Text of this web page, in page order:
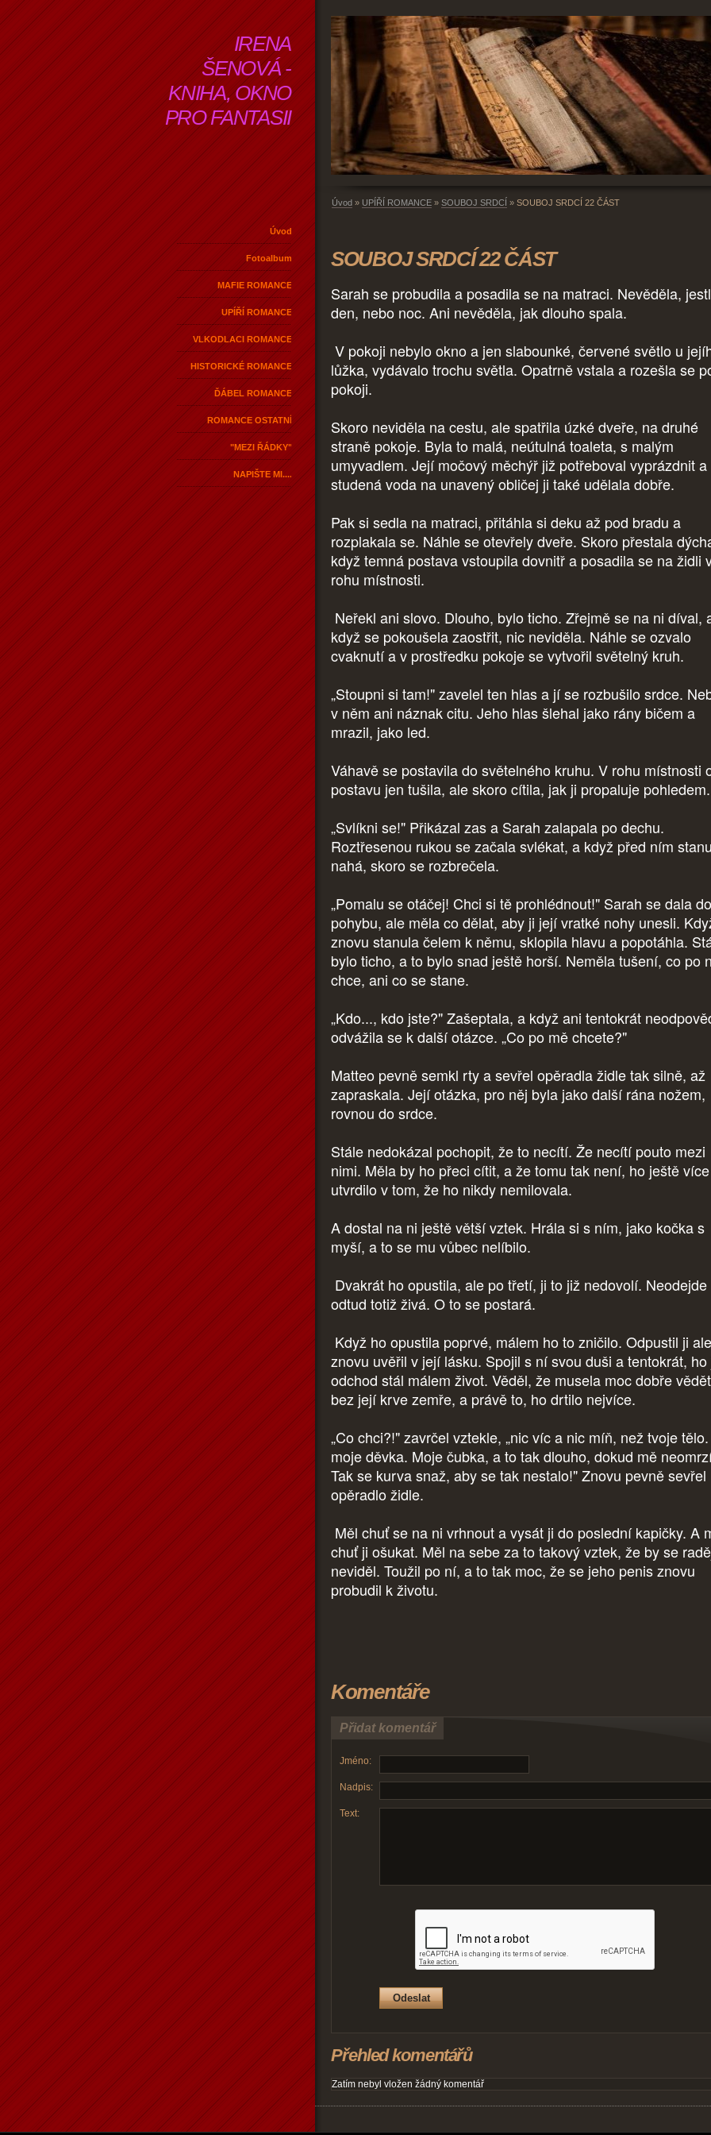
IRENA
ŠENOVÁ -
KNIHA, OKNO
PRO FANTASII
Úvod
Fotoalbum
MAFIE ROMANCE
UPÍŘÍ ROMANCE
VLKODLACI ROMANCE
HISTORICKÉ ROMANCE
ĎÁBEL ROMANCE
ROMANCE OSTATNÍ
"MEZI ŘÁDKY"
NAPIŠTE MI....
Úvod » UPÍŘÍ ROMANCE » SOUBOJ SRDCÍ » SOUBOJ SRDCÍ 22 ČÁST
SOUBOJ SRDCÍ 22 ČÁST
Sarah se probudila a posadila se na matraci. Nevěděla,
den, nebo noc. Ani nevěděla, jak dlouho spala.
V pokoji nebylo okno a jen slabounké, červené světlo u
lůžka, vydávalo trochu světla. Opatrně vstala a rozešla se
pokoji.
Skoro neviděla na cestu, ale spatřila úzké dveře, na druhé
straně pokoje. Byla to malá, neútulná toaleta, s malým
umyvadlem. Její močový měchýř již potřeboval vyprázdnit a
studená voda na unavený obličej ji také udělala dobře.
Pak si sedla na matraci, přitáhla si deku až pod bradu a
rozplakala se. Náhle se otevřely dveře. Skoro přestala
když temná postava vstoupila dovnitř a posadila se na židli
rohu místnosti.
Neřekl ani slovo. Dlouho, bylo ticho. Zřejmě se na ni díval,
když se pokoušela zaostřit, nic neviděla. Náhle se ozvalo
cvaknutí a v prostředku pokoje se vytvořil světelný kruh.
„Stoupni si tam!" zavelel ten hlas a jí se rozbušilo srdce.
v něm ani náznak citu. Jeho hlas šlehal jako rány bičem a
mrazil, jako led.
Váhavě se postavila do světelného kruhu. V rohu místnosti
postavu jen tušila, ale skoro cítila, jak ji propaluje pohledem.
„Svlíkni se!" Přikázal zas a Sarah zalapala po dechu.
Roztřesenou rukou se začala svlékat, a když před ním
nahá, skoro se rozbrečela.
„Pomalu se otáčej! Chci si tě prohlédnout!" Sarah se dala do
pohybu, ale měla co dělat, aby ji její vratké nohy unesli.
znovu stanula čelem k němu, sklopila hlavu a popotáhla.
bylo ticho, a to bylo snad ještě horší. Neměla tušení, co po
chce, ani co se stane.
„Kdo..., kdo jste?" Zašeptala, a když ani tentokrát
odvážila se k další otázce. „Co po mě chcete?"
Matteo pevně semkl rty a sevřel opěradla židle tak silně, až
zapraskala. Její otázka, pro něj byla jako další rána nožem,
rovnou do srdce.
Stále nedokázal pochopit, že to necítí. Že necítí pouto mezi
nimi. Měla by ho přeci cítit, a že tomu tak není, ho ještě více
utvrdilo v tom, že ho nikdy nemilovala.
A dostal na ni ještě větší vztek. Hrála si s ním, jako kočka s
myší, a to se mu vůbec nelíbilo.
Dvakrát ho opustila, ale po třetí, ji to již nedovolí. Neodejde
odtud totiž živá. O to se postará.
Když ho opustila poprvé, málem ho to zničilo. Odpustil ji
znovu uvěřil v její lásku. Spojil s ní svou duši a tentokrát,
odchod stál málem život. Věděl, že musela moc dobře
bez její krve zemře, a právě to, ho drtilo nejvíce.
„Co chci?!" zavrčel vztekle, „nic víc a nic míň, než tvoje
moje děvka. Moje čubka, a to tak dlouho, dokud mě
Tak se kurva snaž, aby se tak nestalo!" Znovu pevně sevřel
opěradlo židle.
Měl chuť se na ni vrhnout a vysát ji do poslední kapičky. A
chuť ji ošukat. Měl na sebe za to takový vztek, že by se
neviděl. Toužil po ní, a to tak moc, že se jeho penis znovu
probudil k životu.
Komentáře
Přidat komentář
Jméno:
Nadpis:
Text:
Přehled komentářů
Zatím nebyl vložen žádný komentář